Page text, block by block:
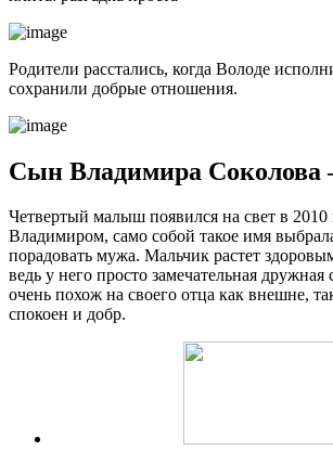
Родители расстались, когда Володе
сохранили добрые отношения.
Сын Владимира Соколова
Четвертый малыш появился на свет в 2010
Владимиром, само собой такое имя
порадовать мужа. Мальчик растет
ведь у него просто замечательная
очень похож на своего отца как внешне,
спокоен и добр.